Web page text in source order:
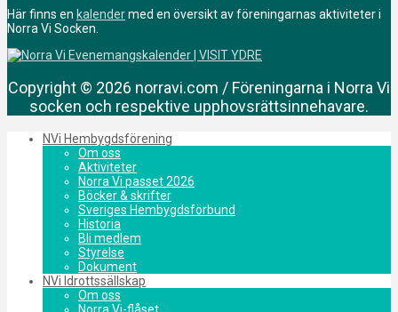
Här finns en kalendermed en översikt av föreningarnas aktiviteter i
Norra Vi Socken.
Copyright © 2026 norravi.com / Föreningarna i Norra Vi
socken och respektive upphovsrättsinnehavare.
NVi Hembygdsförening
Om oss
Aktiviteter
Norra Vi passet 2026
Böcker & skrifter
Sveriges Hembygdsförbund
Historia
Bli medlem
Styrelse
Dokument
NVi Idrottssällskap
Om oss
Norra Vi-flåset